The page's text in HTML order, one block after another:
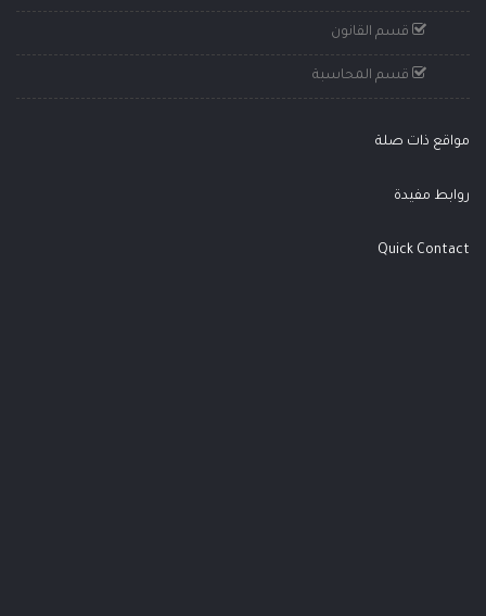
قسم القانون
قسم المحاسبة
مواقع ذات صلة
روابط مفيدة
Quick Contact